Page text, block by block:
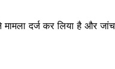
दर्ज कर लिया है और जांच